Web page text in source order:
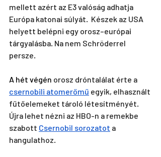
mellett azért az E3 valóság adhatja
Európa katonai súlyát.  Készek az USA
helyett belépni egy orosz–európai
tárgyalásba. Na nem Schröderrel
persze.
A hét végén orosz dróntalálat érte a
csernobili atomerőmű egyik, elhasznált
fűtőelemeket tároló létesítményét.
Újra lehet nézni az HBO-n a remekbe
szabott Csernobil sorozatot a
hangulathoz.